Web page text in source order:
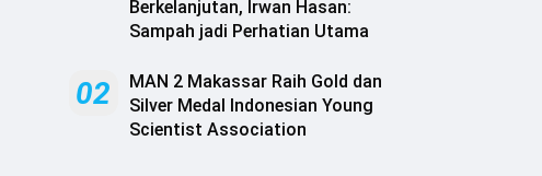
Berkelanjutan, Irwan Hasan:
Sampah jadi Perhatian Utama
02
MAN 2 Makassar Raih Gold dan
Silver Medal Indonesian Young
Scientist Association